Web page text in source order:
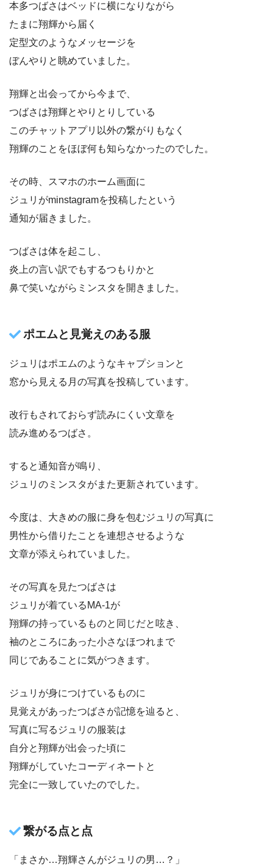
本多つばさはベッドに横になりながら
たまに翔輝から届く
定型文のようなメッセージを
ぼんやりと眺めていました。
翔輝と出会ってから今まで、
つばさは翔輝とやりとりしている
このチャットアプリ以外の繋がりもなく
翔輝のことをほぼ何も知らなかったのでした。
その時、スマホのホーム画面に
ジュリがminstagramを投稿したという
通知が届きました。
つばさは体を起こし、
炎上の言い訳でもするつもりかと
鼻で笑いながらミンスタを開きました。
ポエムと見覚えのある服
ジュリはポエムのようなキャプションと
窓から見える月の写真を投稿しています。
改行もされておらず読みにくい文章を
読み進めるつばさ。
すると通知音が鳴り、
ジュリのミンスタがまた更新されています。
今度は、大きめの服に身を包むジュリの写真に
男性から借りたことを連想させるような
文章が添えられていました。
その写真を見たつばさは
ジュリが着ているMA-1が
翔輝の持っているものと同じだと呟き、
袖のところにあった小さなほつれまで
同じであることに気がつきます。
ジュリが身につけているものに
見覚えがあったつばさが記憶を辿ると、
写真に写るジュリの服装は
自分と翔輝が出会った頃に
翔輝がしていたコーディネートと
完全に一致していたのでした。
繋がる点と点
「まさか…翔輝さんがジュリの男…？」